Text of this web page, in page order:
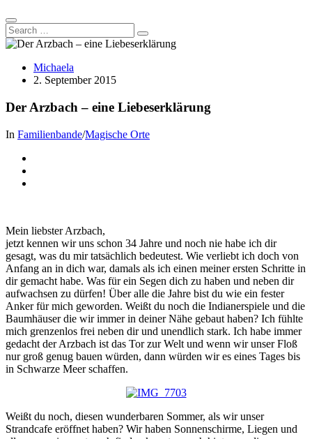
Michaela
2. September 2015
Der Arzbach – eine Liebeserklärung
In Familienbande/Magische Orte
Mein liebster Arzbach,
jetzt kennen wir uns schon 34 Jahre und noch nie habe ich dir
gesagt, was du mir tatsächlich bedeutest. Wie verliebt ich doch von
Anfang an in dich war, damals als ich einen meiner ersten Schritte in
dir gemacht habe. Was für ein Segen dich zu haben und neben dir
aufwachsen zu dürfen! Über alle die Jahre bist du wie ein fester
Anker für mich geworden. Weißt du noch die Indianerspiele und die
Baumhäuser die wir immer in deiner Nähe gebaut haben? Ich fühlte
mich grenzenlos frei neben dir und unendlich stark. Ich habe immer
gedacht der Arzbach ist das Tor zur Welt und wenn wir unser Floß
nur groß genug bauen würden, dann würden wir es eines Tages bis
in Schwarze Meer schaffen.
Weißt du noch, diesen wunderbaren Sommer, als wir unser
Strandcafe eröffnet haben? Wir haben Sonnenschirme, Liegen und